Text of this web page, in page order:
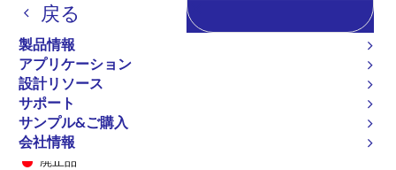
戻る
製品情報
アプリケーション
設計リソース
サポート
サンプル&ご購入
会社情報
く
ず
74FCT139TSO8
廃止品